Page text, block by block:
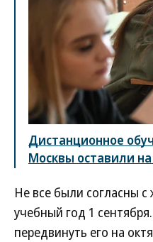
Дистанционное
Москвы оставили
Не все были согласны
учебный год 1
передвинуть его на